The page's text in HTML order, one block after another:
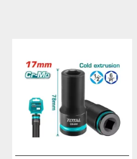
ԱՌԿԱ ՉԷ